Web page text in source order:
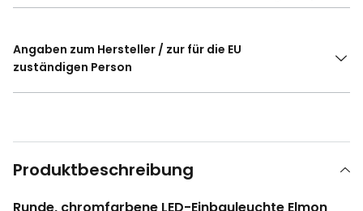
Angaben zum Hersteller / zur für die EU
zuständigen Person
Produktbeschreibung
Runde, chromfarbene LED-Einbauleuchte Elmon